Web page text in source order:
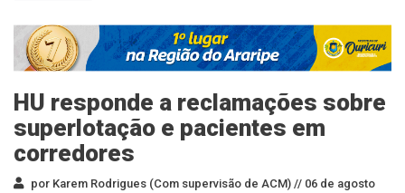
HU responde a reclamações sobre
superlotação e pacientes em
corredores
por Karem Rodrigues (Com supervisão de ACM) // 06 de agosto